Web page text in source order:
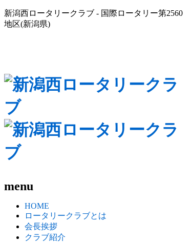
新潟西ロータリークラブ - 国際ロータリー第2560
地区(新潟県)
menu
HOME
ロータリークラブとは
会長挨拶
クラブ紹介